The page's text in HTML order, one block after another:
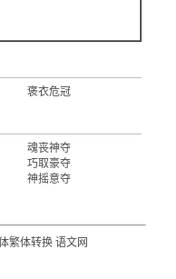
褒衣危冠
魂丧神夺
巧取豪夺
神摇意夺
繁体转换 语文网